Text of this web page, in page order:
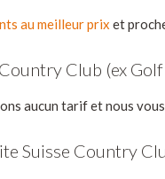
au meilleur prix et
Club (ex
aucun tarif et nous
Suisse Country